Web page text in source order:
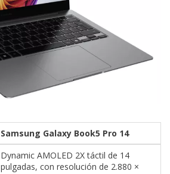
Samsung Galaxy Book5 Pro 14
Dynamic AMOLED 2X táctil de 14
pulgadas, con resolución de 2.880 ×